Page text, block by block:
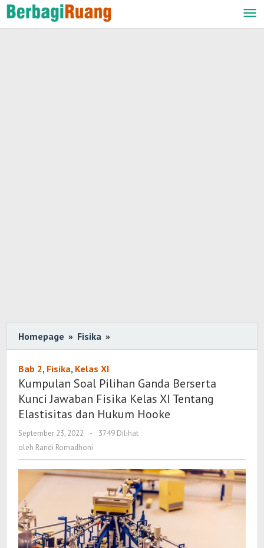
Lewati
ke
Homepage » Fisika »
Soal
Ganda
Berserta
Kunci
Jawaban
Fisika
XI
Tentang
Elastisitas
dan
Hukum
Hooke
Bab 2, Fisika, Kelas XI
Kumpulan Soal Pilihan Ganda Berserta
Kunci Jawaban Fisika Kelas XI Tentang
Elastisitas dan Hukum Hooke
September 23, 2022
oleh
Randi
-
3749 Dilihat
oleh Randi Romadhoni